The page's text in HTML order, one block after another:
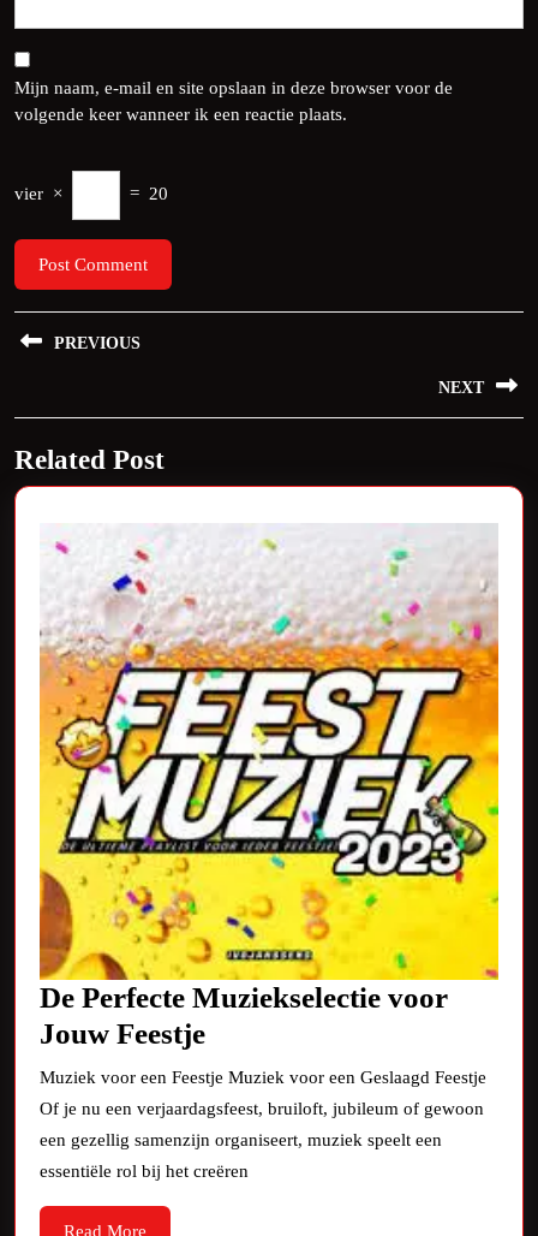
Mijn naam, e-mail en site opslaan in deze browser voor de
volgende keer wanneer ik een reactie plaats.
vier × = 20
Bericht
PREVIOUS
post:
NEXT
Next
post:
Related Post
De Perfecte Muziekselectie voor
Jouw FeestjeDe
Perfecte
Muziekselectie
voor
Jouw
Muziek voor een Feestje Muziek voor een Geslaagd Feestje
Of je nu een verjaardagsfeest, bruiloft, jubileum of gewoon
een gezellig samenzijn organiseert, muziek speelt een
essentiële rol bij het creëren
Read More